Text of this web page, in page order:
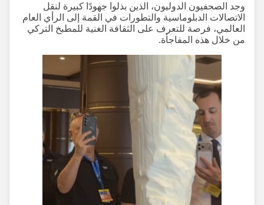
وجد الصحفيون الدوليون، الذين بذلوا جهودًا كبيرة لنقل
الاتصالات الدبلوماسية والتطورات في القمة إلى الرأي العام
العالمي، فرصة للتعرف على الثقافة الغنية للمطبخ التركي
من خلال هذه المفاجأة.